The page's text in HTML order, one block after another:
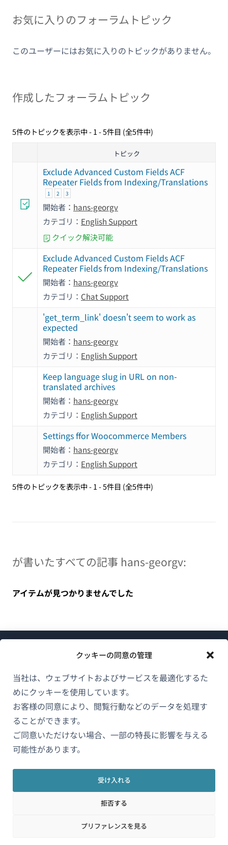
クッキーの同意の管理
当社は、ウェブサイトおよびサービスを最適化するた
めにクッキーを使用しています。
お客様の同意により、閲覧行動などのデータを処理す
ることができます。
ご同意いただけない場合、一部の特長に影響を与える
可能性があります。
受け入れる
拒否する
プリファレンスを見る
お気に入りのフォーラムトピック
このユーザーにはお気に入りのトピックがありません。
作成したフォーラムトピック
5件のトピックを表示中 - 1 - 5件目 (全5件中)
トピック
Exclude Advanced Custom Fields ACF
Repeater Fields from Indexing/Translations
1 2 3
開始者： hans-georgv
カテゴリ： English Support
クイック解決可能
Exclude Advanced Custom Fields ACF
Repeater Fields from Indexing/Translations
開始者： hans-georgv
カテゴリ： Chat Support
'get_term_link' doesn't seem to work as
expected
開始者： hans-georgv
カテゴリ： English Support
Keep language slug in URL on non-
translated archives
開始者： hans-georgv
カテゴリ： English Support
Settings ffor Woocommerce Members
開始者： hans-georgv
カテゴリ： English Support
5件のトピックを表示中 - 1 - 5件目 (全5件中)
が書いたすべての記事 hans-georgv:
アイテムが見つかりませんでした
OnTheGoSystems Limited
日本語
WPMLについて
GDPRおよびプライバシーポリシー
チームに参加（新
ィ
ド
し
い
ウ
ィ
ド
し
い
ウ
ィ
ド
し
ウ
ド